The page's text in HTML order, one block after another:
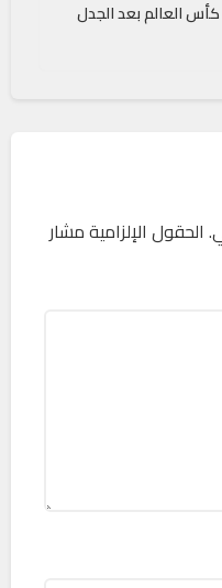
العالم بعد الجدل
الحقول الإلزامية مشار